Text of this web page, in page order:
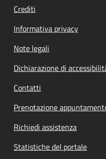
Crediti
Informativa privacy
Note legali
Dichiarazione di
Contatti
Prenotazione
Richiedi assistenza
Statistiche del portale